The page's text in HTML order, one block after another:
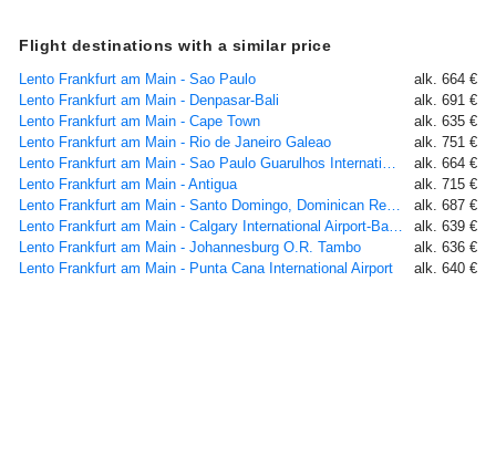
Flight destinations with a similar price
Lento Frankfurt am Main - Sao Paulo
alk. 664 €
Lento Frankfurt am Main - Denpasar-Bali
alk. 691 €
Lento Frankfurt am Main - Cape Town
alk. 635 €
Lento Frankfurt am Main - Rio de Janeiro Galeao
alk. 751 €
Lento Frankfurt am Main - Sao Paulo Guarulhos International Airport
alk. 664 €
Lento Frankfurt am Main - Antigua
alk. 715 €
Lento Frankfurt am Main - Santo Domingo, Dominican Republic
alk. 687 €
Lento Frankfurt am Main - Calgary International Airport-Banff
alk. 639 €
Lento Frankfurt am Main - Johannesburg O.R. Tambo
alk. 636 €
Lento Frankfurt am Main - Punta Cana International Airport
alk. 640 €